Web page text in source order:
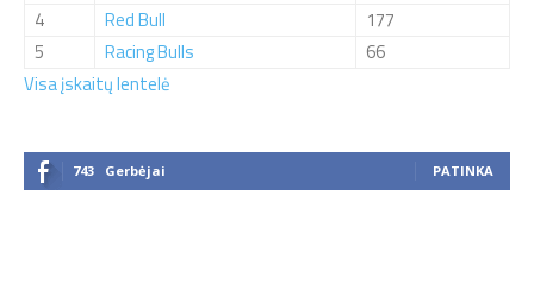
4
Red Bull
177
5
Racing Bulls
66
Visa įskaitų lentelė
743 Gerbėjai PATINKA